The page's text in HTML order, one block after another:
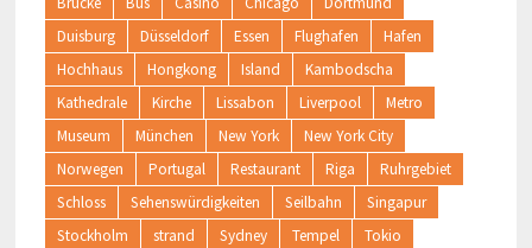
Duisburg
Düsseldorf Essen Flughafen
Hafen
Hochhaus
Hongkong Island
Kambodscha
Kathedrale
Kirche Lissabon Liverpool
Metro
Museum
München New York
New York City
Norwegen
Portugal Restaurant Riga
Ruhrgebiet
Schloss
Sehenswürdigkeiten Seilbahn
Singapur
Stockholm
strand Sydney Tempel
Tokio